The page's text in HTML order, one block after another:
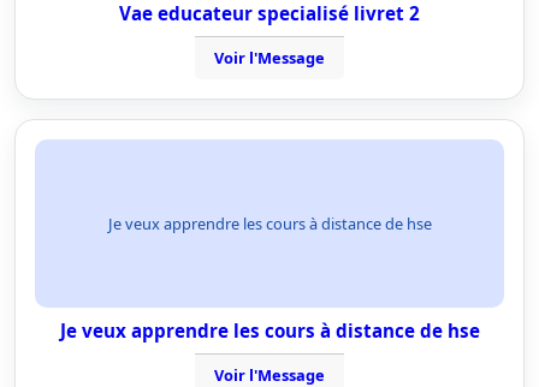
Vae educateur specialisé livret 2
Voir l'Message
Je veux apprendre les cours à distance de hse
Je veux apprendre les cours à distance de hse
Voir l'Message